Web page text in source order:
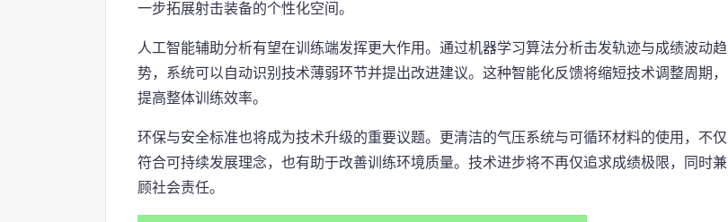
一步拓展射击装备的个性化空间。
人工智能辅助分析有望在训练端发挥更大作用。通过机器学习算法分析击发轨迹与成绩波动趋
势，系统可以自动识别技术薄弱环节并提出改进建议。这种智能化反馈将缩短技术调整周期，
提高整体训练效率。
环保与安全标准也将成为技术升级的重要议题。更清洁的气压系统与可循环材料的使用，不仅
符合可持续发展理念，也有助于改善训练环境质量。技术进步将不再仅追求成绩极限，同时兼
顾社会责任。